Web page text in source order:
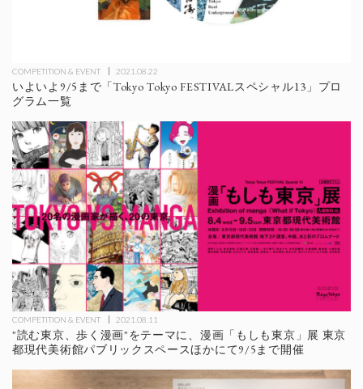
COMPETITION & EVENT 2021.08.22
いよいよ9/5まで「Tokyo Tokyo FESTIVALスペシャル13」プロ
グラム一覧
COMPETITION & EVENT 2021.08.11
"読む東京、歩く漫画"をテーマに、漫画「もしも東京」展 東京
都現代美術館パブリックスペースほかにて9/5まで開催